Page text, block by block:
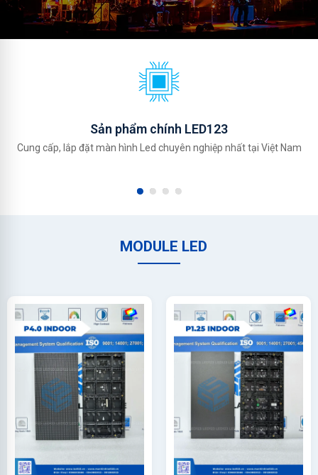
Sản phẩm chính LED123
Cung cấp, lắp đặt màn hình Led chuyên nghiệp nhất tại Việt Nam
MODULE LED